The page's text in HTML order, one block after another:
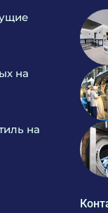
на
на